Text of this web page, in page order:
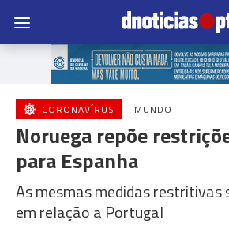
CORONAVÍRUS MUNDO
Noruega repõe
para Espanha
As mesmas medidas restritivas
em relação a Portugal